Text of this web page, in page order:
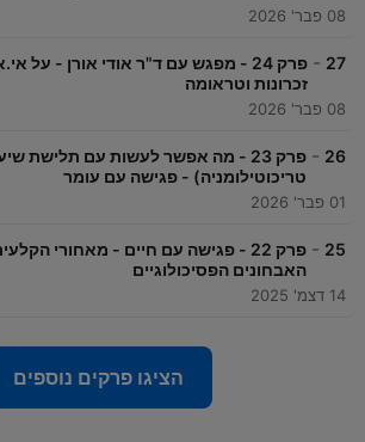
08 פבר' 2026
27
-
פרק 24 - מפגש עם ד"ר אודי אורן - על
זכרונות וטראומה
08 פבר' 2026
26
-
פרק 23 - מה אפשר לעשות עם תלישת
טריכוטילומניה) - פגישה עם עומר
01 פבר' 2026
25
-
פרק 22 - פגישה עם חיים - מאחורי
האבחונים הפסיכולוגיים
14 דצמ' 2025
הציגו פרקים נוספים